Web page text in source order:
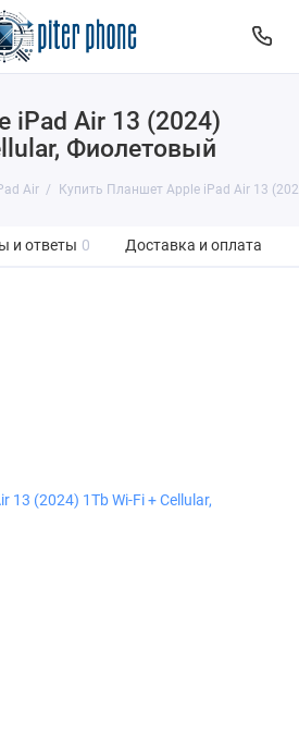
iPad Air 13 (2024)
Фиолетовый
Air Купить Планшет Apple iPad Air 13
и ответы 0 Доставка и оплата